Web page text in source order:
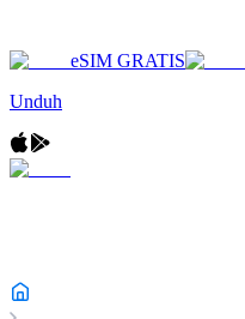
eSIM GRATIS
Unduh